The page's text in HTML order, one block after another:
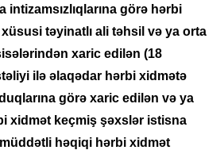
intizamsızlıqlarına görə hərbi
təyinatlı ali təhsil və ya orta
xaric edilən (18
ilə əlaqədar hərbi xidmətə
görə xaric edilən və ya
xidmət keçmiş şəxslər istisna
həqiqi hərbi xidmət